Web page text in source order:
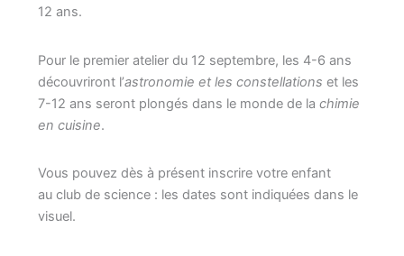
12 ans.
Pour le premier atelier du 12 septembre, les 4-6 ans
découvriront l’astronomie et les constellations et les
7-12 ans seront plongés dans le monde de lachimie
en cuisine.
Vous pouvez dès à présent inscrire votre enfant
au club de science : les dates sont indiquées dans le
visuel.